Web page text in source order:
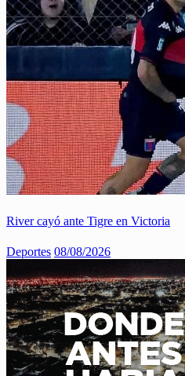
River cayó ante Tigre en Victoria
Deportes 08/08/2026